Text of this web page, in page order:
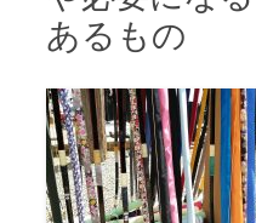
あるもの